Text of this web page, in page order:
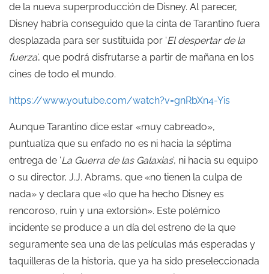
de la nueva superproducción de Disney. Al parecer,
Disney habría conseguido que la cinta de Tarantino fuera
desplazada para ser sustituida por ‘El despertar de la
fuerza‘, que podrá disfrutarse a partir de mañana en los
cines de todo el mundo.
https://www.youtube.com/watch?v=gnRbXn4-Yis
Aunque Tarantino dice estar «muy cabreado»,
puntualiza que su enfado no es ni hacia la séptima
entrega de ‘La Guerra de las Galaxias‘, ni hacia su equipo
o su director, J.J. Abrams, que «no tienen la culpa de
nada» y declara que «lo que ha hecho Disney es
rencoroso, ruin y una extorsión». Este polémico
incidente se produce a un día del estreno de la que
seguramente sea una de las películas más esperadas y
taquilleras de la historia, que ya ha sido preseleccionada